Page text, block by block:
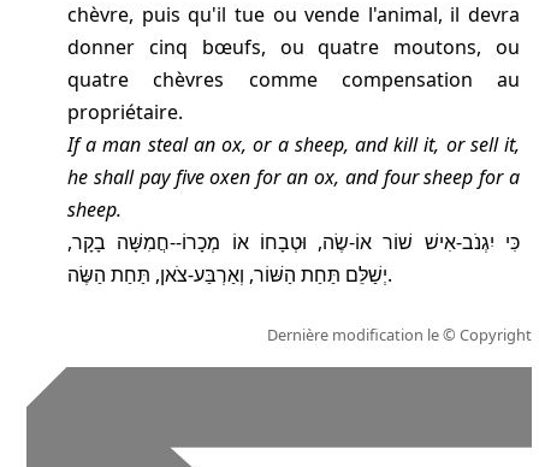
chèvre, puis qu'il tue ou vende l'animal, il devra
donner cinq bœufs, ou quatre moutons, ou
quatre chèvres comme compensation au
propriétaire.
If a man steal an ox, or a sheep, and kill it, or sell it,
he shall pay five oxen for an ox, and four sheep for a
sheep.
כִּי יִגְנֹב-אִישׁ שׁוֹר אוֹ-שֶׂה, וּטְבָחוֹ אוֹ מְכָרוֹ--חֲמִשָּׁה בָקָר,
יְשַׁלֵּם תַּחַת הַשּׁוֹר, וְאַרְבַּע-צֹאן, תַּחַת הַשֶּׂה.
Dernière modification le© Copyright